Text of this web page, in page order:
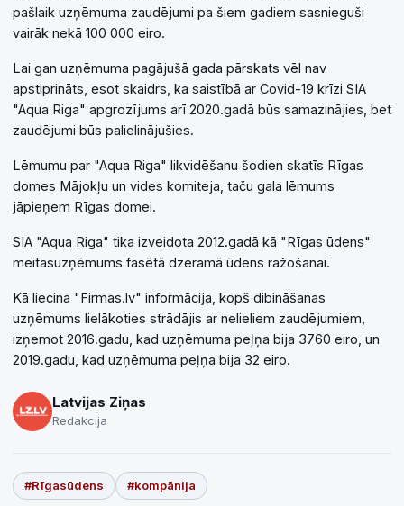
pašlaik uzņēmuma zaudējumi pa šiem gadiem sasnieguši
vairāk nekā 100 000 eiro.
Lai gan uzņēmuma pagājušā gada pārskats vēl nav
apstiprināts, esot skaidrs, ka saistībā ar Covid-19 krīzi SIA
"Aqua Riga" apgrozījums arī 2020.gadā būs samazinājies, bet
zaudējumi būs palielinājušies.
Lēmumu par "Aqua Riga" likvidēšanu šodien skatīs Rīgas
domes Mājokļu un vides komiteja, taču gala lēmums
jāpieņem Rīgas domei.
SIA "Aqua Riga" tika izveidota 2012.gadā kā "Rīgas ūdens"
meitasuzņēmums fasētā dzeramā ūdens ražošanai.
Kā liecina "Firmas.lv" informācija, kopš dibināšanas
uzņēmums lielākoties strādājis ar nelieliem zaudējumiem,
izņemot 2016.gadu, kad uzņēmuma peļņa bija 3760 eiro, un
2019.gadu, kad uzņēmuma peļņa bija 32 eiro.
Latvijas Ziņas
Redakcija
#Rīgasūdens #kompānija